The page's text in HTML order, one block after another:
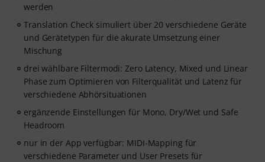
werden
Translation Check simuliert über 20 verschiedene Geräte
und Gerätetypen für die akurate Umsetzung einer
Mischung
drei wählbare Filtermodi: Zero Latency, Mixed und Linear
Phase zum Optimieren von Filterqualität und Latenz für
verschiedene Abhörsituationen
ergänzende Einstellungen für Mono, Dry/Wet und Safe
Headroom
nur in der App verfügbar: MIDI-Mapping für
verschiedene Parameter und User Presets für